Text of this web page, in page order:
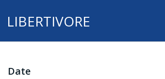
LIBERTIVORE
Date